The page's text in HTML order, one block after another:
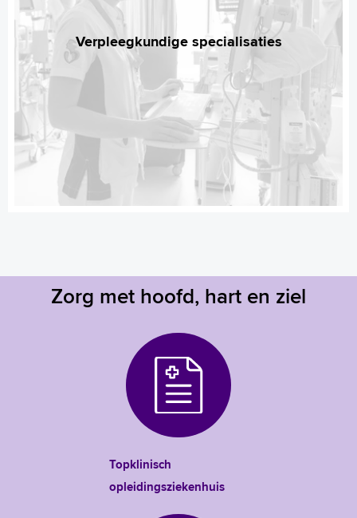
Verpleegkundige specialisaties
Zorg met hoofd, hart en ziel
Topklinisch
opleidingsziekenhuis